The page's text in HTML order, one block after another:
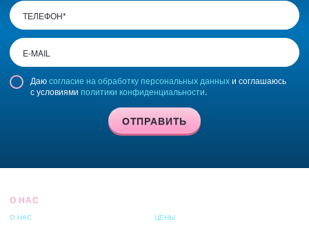
Даюсогласие на обработку персональных данныхи соглашаюсь
с условиями политики конфиденциальности.
ОТПРАВИТЬ
О НАС
О НАС
ЦЕНЫ